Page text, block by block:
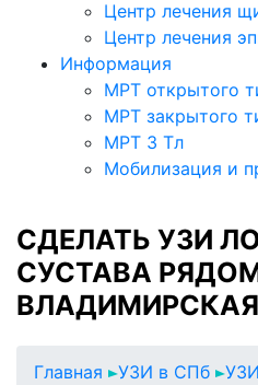
Центр лечения
Центр лечения
Информация
МРТ открытого
МРТ закрытого
МРТ 3 Тл
Мобилизация и
СДЕЛАТЬ УЗИ
СУСТАВА
ВЛАДИМИРСКАЯ
Главная УЗИ в СПб